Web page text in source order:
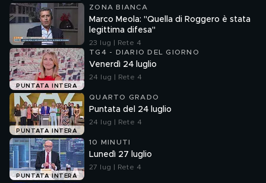
ZONA BIANCA
Marco Meola: "Quella di Roggero è stata
legittima difesa"
23 lug | Rete 4
PUNTATA INTERA
TG4 - DIARIO DEL GIORNO
Venerdì 24 luglio
24 lug | Rete 4
PUNTATA INTERA
QUARTO GRADO
Puntata del 24 luglio
24 lug | Rete 4
PUNTATA INTERA
10 MINUTI
Lunedì 27 luglio
27 lug | Rete 4